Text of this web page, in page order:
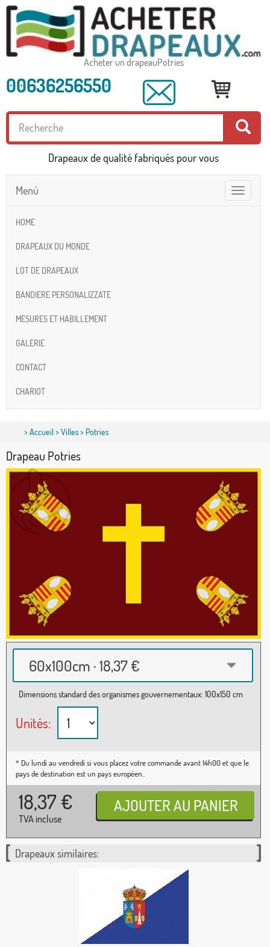
Acheter un drapeauPotries
00636256550
Drapeaux de qualité fabriqués pour vous
Toggle
navigation
Menú
HOME
DRAPEAUX DU MONDE
LOT DE DRAPEAUX
BANDIERE PERSONALIZZATE
MESURES ET HABILLEMENT
GALERIE
CONTACT
CHARIOT
>Accueil>Villes> Potries
Drapeau Potries
60x100cm · 18,37 €
Dimensions standard des organismes gouvernementaux: 100x150 cm
Unités:
* Du lundi au vendredi si vous placez votre commande avant 14h00 et que le
pays de destination est un pays européen..
18,37 €
TVA incluse
Drapeaux similaires: